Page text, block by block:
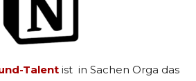
Talent ist in Sachen Orga das